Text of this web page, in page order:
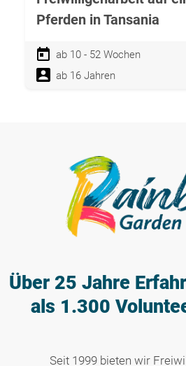
Pferden in Tansania
ab 10 - 52 Wochen
ab 16 Jahren
Über 25 Jahre
als 1.300
Seit 1999 bieten wir